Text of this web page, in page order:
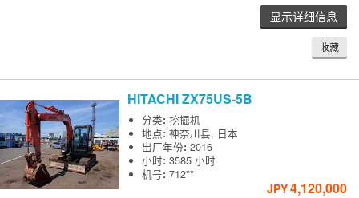
显示详细信息
收藏
HITACHIZX75US-5B
分类:挖掘机
地点:神奈川县, 日本
出厂年份:2016
小时:3585 小时
机号:712**
JPY4,120,000